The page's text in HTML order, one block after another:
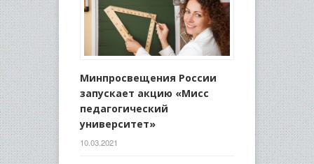
Минпросвещения России
запускает акцию «Мисс
педагогический
университет»
10.03.2021